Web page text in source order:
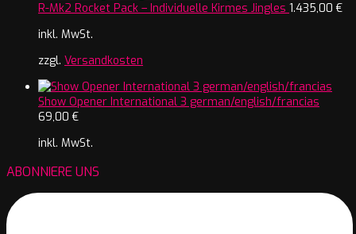
R-Mk2 Rocket Pack – Individuelle Kirmes Jingles 1.435,00 €
inkl. MwSt.
zzgl. Versandkosten
Show Opener International 3 german/english/francias
69,00 €
inkl. MwSt.
ABONNIERE UNS